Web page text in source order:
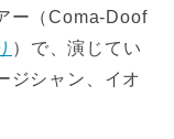
ー（Coma-Doof
）で、演じてい
ジシャン、イオ